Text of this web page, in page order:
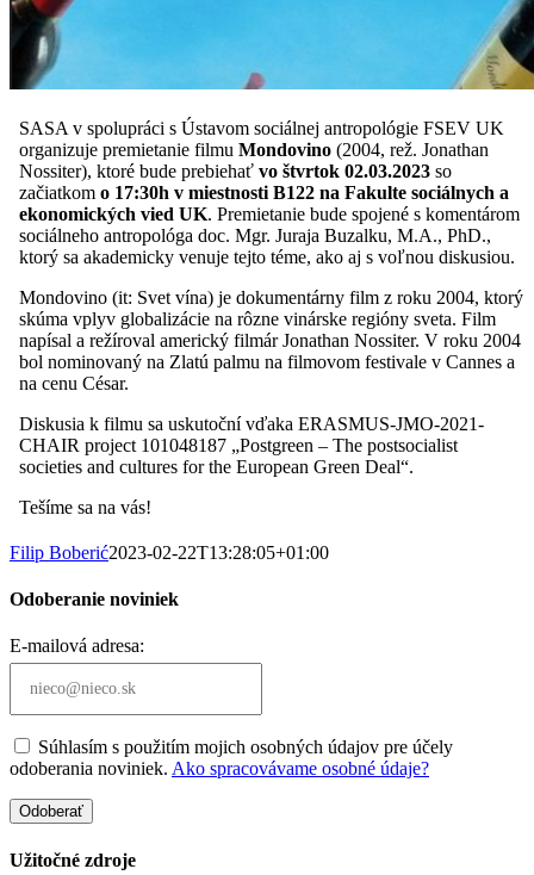
SASA v spolupráci s Ústavom sociálnej antropológie FSEV UK
organizuje premietanie filmu Mondovino (2004, rež. Jonathan
Nossiter), ktoré bude prebiehať vo štvrtok 02.03.2023 so
začiatkom o 17:30h v miestnosti B122 na Fakulte sociálnych a
ekonomických vied UK. Premietanie bude spojené s komentárom
sociálneho antropológa doc. Mgr. Juraja Buzalku, M.A., PhD.,
ktorý sa akademicky venuje tejto téme, ako aj s voľnou diskusiou.
Mondovino (it: Svet vína) je dokumentárny film z roku 2004, ktorý
skúma vplyv globalizácie na rôzne vinárske regióny sveta. Film
napísal a režíroval americký filmár Jonathan Nossiter. V roku 2004
bol nominovaný na Zlatú palmu na filmovom festivale v Cannes a
na cenu César.
Diskusia k filmu sa uskutoční vďaka ERASMUS-JMO-2021-
CHAIR project 101048187 „Postgreen – The postsocialist
societies and cultures for the European Green Deal“.
Tešíme sa na vás!
Filip Boberić2023-02-22T13:28:05+01:00
Odoberanie noviniek
E-mailová adresa:
Súhlasím s použitím mojich osobných údajov pre účely
odoberania noviniek. Ako spracovávame osobné údaje?
Odoberať
Užitočné zdroje